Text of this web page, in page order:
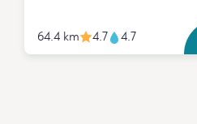
64.4 km 4.7 4.7